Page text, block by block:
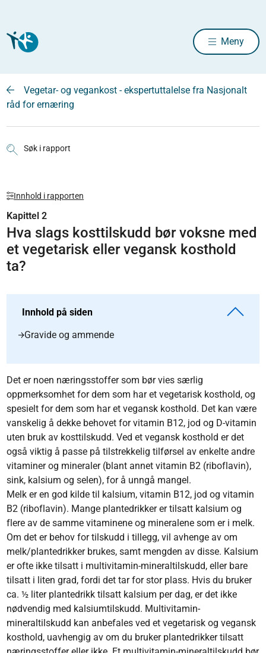
Meny
Vegetar- og vegankost - ekspertuttalelse fra Nasjonalt
råd for ernæring
Søk i rapport
Innhold i rapporten
Kapittel 2
Hva slags kosttilskudd bør voksne med
et vegetarisk eller vegansk kosthold
ta?
Innhold på siden
Gravide og ammende
Det er noen næringsstoffer som bør vies særlig
oppmerksomhet for dem som har et vegetarisk kosthold, og
spesielt for dem som har et vegansk kosthold. Det kan være
vanskelig å dekke behovet for vitamin B12, jod og D-vitamin
uten bruk av kosttilskudd. Ved et vegansk kosthold er det
også viktig å passe på tilstrekkelig tilførsel av enkelte andre
vitaminer og mineraler (blant annet vitamin B2 (riboflavin),
sink, kalsium og selen), for å unngå mangel.
Melk er en god kilde til kalsium, vitamin B12, jod og vitamin
B2 (riboflavin). Mange plantedrikker er tilsatt kalsium og
flere av de samme vitaminene og mineralene som er i melk.
Om det er behov for tilskudd i tillegg, vil avhenge av om
melk/plantedrikker brukes, samt mengden av disse. Kalsium
er ofte ikke tilsatt i multivitamin-mineraltilskudd, eller bare
tilsatt i liten grad, fordi det tar for stor plass. Hvis du bruker
ca. ½ liter plantedrikk tilsatt kalsium per dag, er det ikke
nødvendig med kalsiumtilskudd. Multivitamin-
mineraltilskudd kan anbefales ved et vegetarisk og vegansk
kosthold, uavhengig av om du bruker plantedrikker tilsatt